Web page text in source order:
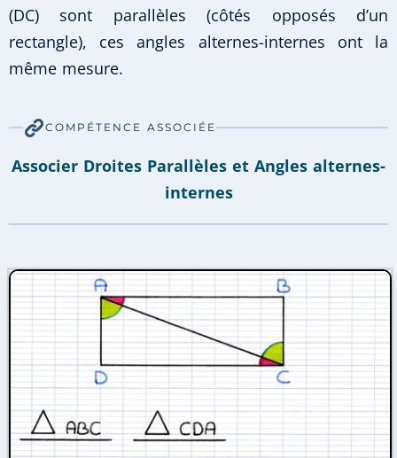
(DC) sont parallèles (côtés opposés d’un
rectangle), ces angles alternes-internes ont la
même mesure.
COMPÉTENCE ASSOCIÉE
Associer Droites Parallèles et Angles alternes-
internes